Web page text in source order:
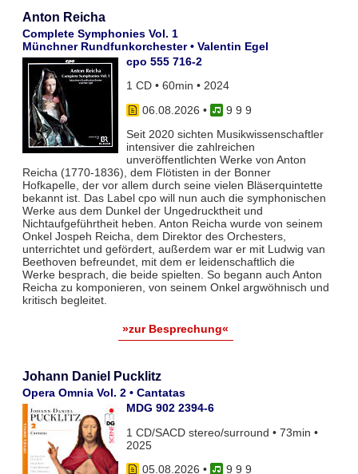
Anton Reicha
Complete Symphonies Vol. 1
Münchner Rundfunkorchester • Valentin Egel
cpo 555 716-2
1 CD • 60min • 2024
06.08.2026 •
9 9 9
Seit 2020 sichten Musikwissenschaftler
intensiver die zahlreichen
unveröffentlichten Werke von Anton
Reicha (1770-1836), dem Flötisten in der Bonner
Hofkapelle, der vor allem durch seine vielen Bläserquintette
bekannt ist. Das Label cpo will nun auch die symphonischen
Werke aus dem Dunkel der Ungedrucktheit und
Nichtaufgeführtheit heben. Anton Reicha wurde von seinem
Onkel Jospeh Reicha, dem Direktor des Orchesters,
unterrichtet und gefördert, außerdem war er mit Ludwig van
Beethoven befreundet, mit dem er leidenschaftlich die
Werke besprach, die beide spielten. So begann auch Anton
Reicha zu komponieren, von seinem Onkel argwöhnisch und
kritisch begleitet.
»zur Besprechung«
Johann Daniel Pucklitz
Opera Omnia Vol. 2 • Cantatas
MDG 902 2394-6
1 CD/SACD stereo/surround • 73min •
2025
05.08.2026 •
9 9 9